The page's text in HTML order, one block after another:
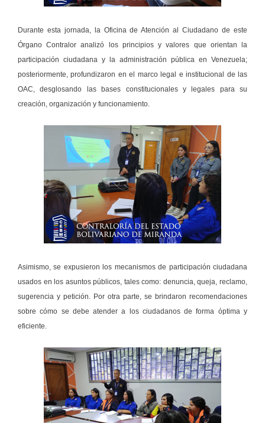
Durante esta jornada, la Oficina de Atención al Ciudadano de este
Órgano Contralor analizó los principios y valores que orientan la
participación ciudadana y la administración pública en Venezuela;
posteriormente, profundizaron en el marco legal e institucional de las
OAC, desglosando las bases constitucionales y legales para su
creación, organización y funcionamiento.
Asimismo, se expusieron los mecanismos de participación ciudadana
usados en los asuntos públicos, tales como: denuncia, queja, reclamo,
sugerencia y petición. Por otra parte, se brindaron recomendaciones
sobre cómo se debe atender a los ciudadanos de forma óptima y
eficiente.